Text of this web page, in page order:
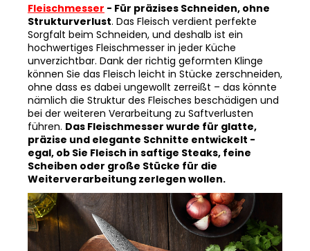
Fleischmesser - Für präzises Schneiden, ohne
Strukturverlust. Das Fleisch verdient perfekte
Sorgfalt beim Schneiden, und deshalb ist ein
hochwertiges Fleischmesser in jeder Küche
unverzichtbar. Dank der richtig geformten Klinge
können Sie das Fleisch leicht in Stücke zerschneiden,
ohne dass es dabei ungewollt zerreißt – das könnte
nämlich die Struktur des Fleisches beschädigen und
bei der weiteren Verarbeitung zu Saftverlusten
führen. Das Fleischmesser wurde für glatte,
präzise und elegante Schnitte entwickelt -
egal, ob Sie Fleisch in saftige Steaks, feine
Scheiben oder große Stücke für die
Weiterverarbeitung zerlegen wollen.